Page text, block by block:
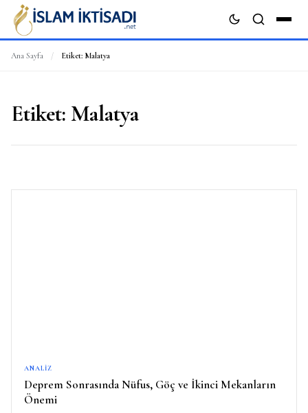
Ana Sayfa / Etiket: Malatya
Etiket: Malatya
ANALIZ
Deprem Sonrasında Nüfus, Göç ve İkinci Mekanların
Önemi